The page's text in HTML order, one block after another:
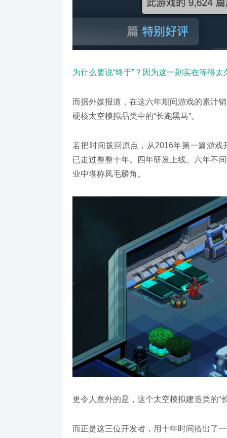
为什么要说“终于”？因为这一刻实在等得
而据外媒报道，在这六年期间游戏的累计
硬核太空模拟品类中的“长跑黑马”。
若把时间拨回原点，从2016年第一篇游
已走过整整十年。四年研发上线、六年不
业中堪称凤毛麟角。
更令人意外的是，这个太空模拟建造类的“
而正是这三位开发者，用十年时间搭出了